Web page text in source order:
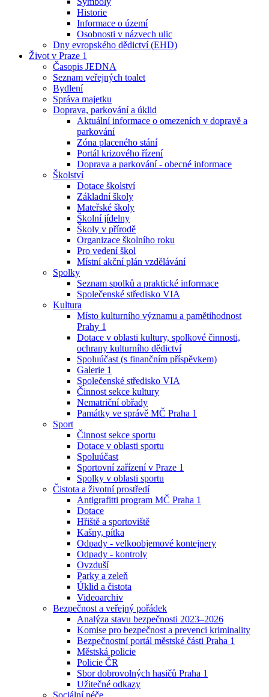
Historie
Informace o území
Osobnosti v názvech ulic
Dny evropského dědictví (EHD)
Život v Praze 1
Časopis JEDNA
Seznam veřejných toalet
Bydlení
Správa majetku
Doprava, parkování a úklid
Aktuální informace o omezeních v dopravě a
parkování
Zóna placeného stání
Portál krizového řízení
Doprava a parkování - obecné informace
Školství
Dotace školství
Základní školy
Mateřské školy
Školní jídelny
Školy v přírodě
Organizace školního roku
Pro vedení škol
Místní akční plán vzdělávání
Spolky
Seznam spolků a praktické informace
Společenské středisko VIA
Kultura
Místo kulturního významu a pamětihodnost
Prahy 1
Dotace v oblasti kultury, spolkové činnosti,
ochrany kulturního dědictví
Spoluúčast (s finančním příspěvkem)
Galerie 1
Společenské středisko VIA
Činnost sekce kultury
Nematriční obřady
Památky ve správě MČ Praha 1
Sport
Činnost sekce sportu
Dotace v oblasti sportu
Spoluúčast
Sportovní zařízení v Praze 1
Spolky v oblasti sportu
Čistota a životní prostředí
Antigrafitti program MČ Praha 1
Dotace
Hřiště a sportoviště
Kašny, pítka
Odpady - velkoobjemové kontejnery
Odpady - kontroly
Ovzduší
Parky a zeleň
Úklid a čistota
Videoarchiv
Bezpečnost a veřejný pořádek
Analýza stavu bezpečnosti 2023–2026
Komise pro bezpečnost a prevenci kriminality
Bezpečnostní portál městské části Praha 1
Městská policie
Policie ČR
Sbor dobrovolných hasičů Praha 1
Užitečné odkazy
Sociální péče